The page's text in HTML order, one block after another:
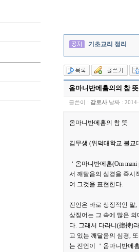
기초교리 정리
옴마니반메훔의의 참 뜻
글쓴이 : 감로사 날짜 :
옴마니반메훔의 참 뜻
김무생 (위덕대학교 불교
＇옴마니반메훔(Om
서 깨달음의 심경을 즉시
여 그것을 표현한다.
진언은 바로 상징적인 말
상징어는 그 속에 많은
다. 그래서 다라니(摠持)
고 있는 깨달음의 심경,
는 진언이 ＇옴마니반메